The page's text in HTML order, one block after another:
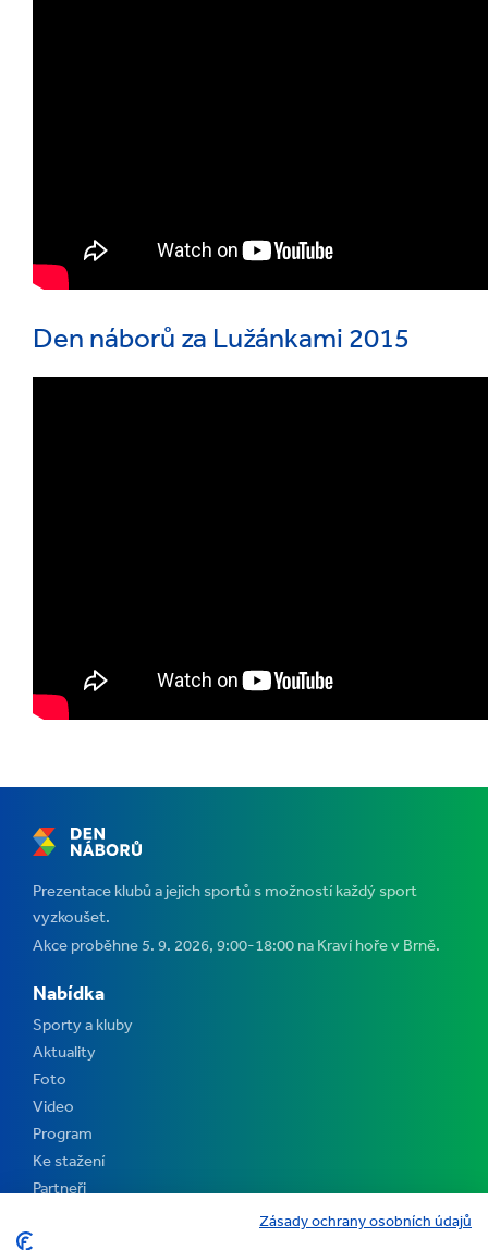
Den náborů za Lužánkami 2015
Prezentace klubů a jejich sportů s možností každý sport
vyzkoušet.
Akce proběhne 5. 9. 2026, 9:00-18:00 na Kraví hoře v Brně.
Nabídka
Sporty a kluby
Aktuality
Foto
Video
Program
Ke stažení
Partneři
Zásady ochrany osobních údajů